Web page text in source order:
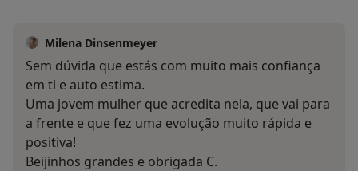
Milena Dinsenmeyer
Sem dúvida que estás com muito mais confiança
em ti e auto estima.
Uma jovem mulher que acredita nela, que vai para
a frente e que fez uma evolução muito rápida e
positiva!
Beijinhos grandes e obrigada C.